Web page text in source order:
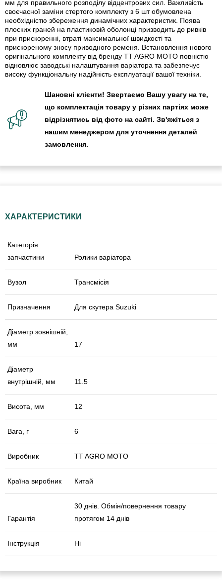
мм для правильного розподілу відцентрових сил. Важливість
своєчасної заміни стертого комплекту з 6 шт обумовлена
необхідністю збереження динамічних характеристик. Поява
плоских граней на пластиковій оболонці призводить до ривків
при прискоренні, втраті максимальної швидкості та
прискореному зносу приводного ременя. Встановлення нового
оригінального комплекту від бренду TT AGRO MOTO повністю
відновлює заводські налаштування варіатора та забезпечує
високу функціональну надійність експлуатації вашої техніки.
Шановні клієнти! Звертаємо Вашу увагу на те,
що комплектація товару у різних партіях може
відрізнятись від фото на сайті. Зв'яжіться з
нашим менеджером для уточнення деталей
замовлення.
ХАРАКТЕРИСТИКИ
Категорія
запчастини
Ролики варіатора
Вузол Трансмісія
Призначення Для скутера Suzuki
Діаметр зовнішній,
мм
17
Діаметр
внутрішній, мм
11.5
Висота, мм 12
Вага, г 6
Виробник TT AGRO MOTO
Країна виробник Китай
Гарантія
30 днів. Обмін/повернення товару
протягом 14 днів
Інструкція Ні